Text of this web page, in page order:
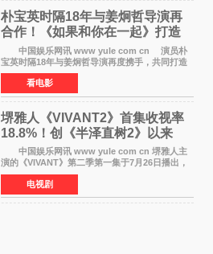
朴宝英时隔18年与姜炯哲导演再
合作！《如果和你在一起》打造
奇幻浪漫喜剧
中国娱乐网讯 www yule com cn 演员朴
宝英时隔18年与姜炯哲导演再度携手，共同打造
备受期待的浪漫喜剧新作《如果和你在一起》
（暂定名）。据OSEN报道，朴宝英将出演该片
女主角，自2008年《
看电影
堺雅人《VIVANT2》首集收视率
18.8%！创《半泽直树2》以来
TBS周日剧场最高开局
中国娱乐网讯 www yule com cn 堺雅人主
演的《VIVANT》第二季第一集于7月26日播出，
首集收视率高达18 8%，成为自2020年《半泽直
树2》首集22%以来，TBS周日剧场最高开播收视
纪录。 考虑到
电视剧